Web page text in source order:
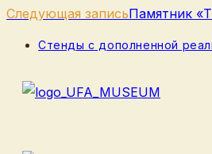
статьи
Следующая записьПамятник
Рубрика
Стенды с дополненной